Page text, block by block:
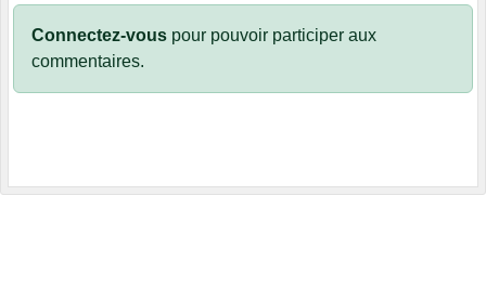
Connectez-vous pour pouvoir participer aux
commentaires.